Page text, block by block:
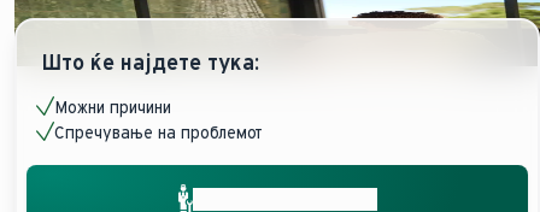
Што ќе најдете тука:
Можни причини
Спречување на проблемот
Добијте помош брзо